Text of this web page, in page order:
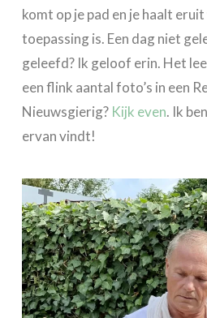
komt op je pad en je haalt
toepassing is. Een dag niet
geleefd? Ik geloof erin. Het
een flink aantal foto’s in een
Nieuwsgierig? Kijk even. Ik
ervan vindt!